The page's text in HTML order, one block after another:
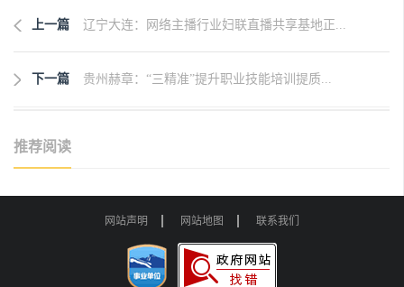
上一篇 辽宁大连：网络主播行业妇联直播共享基地正...
下一篇 贵州赫章：“三精准”提升职业技能培训提质...
推荐阅读
网站声明 网站地图 联系我们